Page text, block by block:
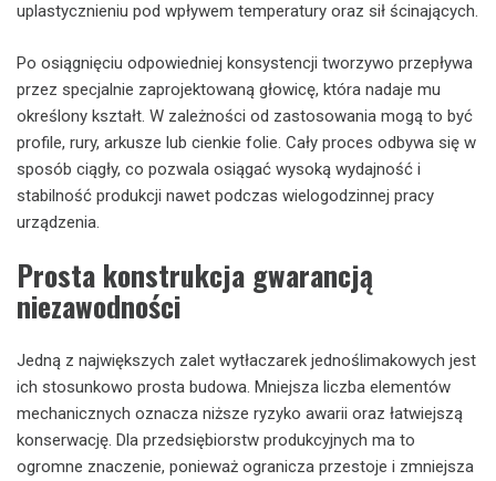
uplastycznieniu pod wpływem temperatury oraz sił ścinających.
Po osiągnięciu odpowiedniej konsystencji tworzywo przepływa
przez specjalnie zaprojektowaną głowicę, która nadaje mu
określony kształt. W zależności od zastosowania mogą to być
profile, rury, arkusze lub cienkie folie. Cały proces odbywa się w
sposób ciągły, co pozwala osiągać wysoką wydajność i
stabilność produkcji nawet podczas wielogodzinnej pracy
urządzenia.
Prosta konstrukcja gwarancją
niezawodności
Jedną z największych zalet wytłaczarek jednoślimakowych jest
ich stosunkowo prosta budowa. Mniejsza liczba elementów
mechanicznych oznacza niższe ryzyko awarii oraz łatwiejszą
konserwację. Dla przedsiębiorstw produkcyjnych ma to
ogromne znaczenie, ponieważ ogranicza przestoje i zmniejsza